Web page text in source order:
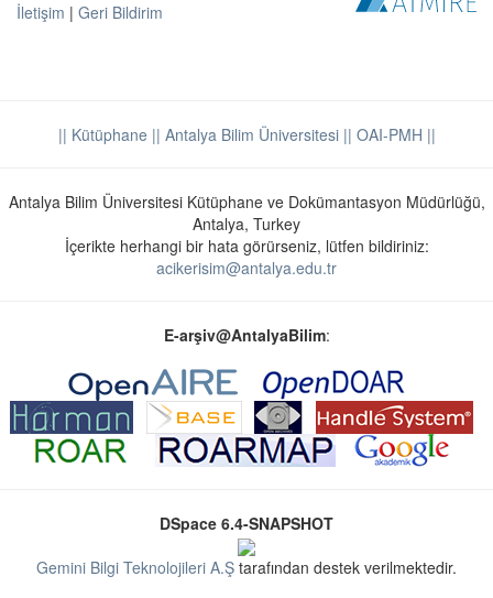
İletişim | Geri Bildirim
|| Kütüphane || Antalya Bilim Üniversitesi || OAI-PMH ||
Antalya Bilim Üniversitesi Kütüphane ve Dokümantasyon Müdürlüğü,
Antalya, Turkey
İçerikte herhangi bir hata görürseniz, lütfen bildiriniz:
acikerisim@antalya.edu.tr
E-arşiv@AntalyaBilim:
DSpace 6.4-SNAPSHOT
Gemini Bilgi Teknolojileri A.Ş tarafından destek verilmektedir.